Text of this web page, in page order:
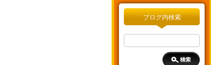
ブログ内検索